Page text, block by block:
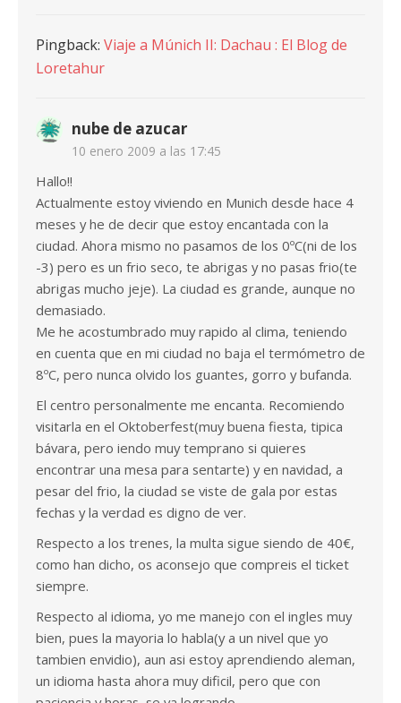
Pingback: Viaje a Múnich II: Dachau : El Blog de
Loretahur
nube de azucar
10 enero 2009 a las 17:45
Hallo!!
Actualmente estoy viviendo en Munich desde hace 4
meses y he de decir que estoy encantada con la
ciudad. Ahora mismo no pasamos de los 0ºC(ni de los
-3) pero es un frio seco, te abrigas y no pasas frio(te
abrigas mucho jeje). La ciudad es grande, aunque no
demasiado.
Me he acostumbrado muy rapido al clima, teniendo
en cuenta que en mi ciudad no baja el termómetro de
8ºC, pero nunca olvido los guantes, gorro y bufanda.
El centro personalmente me encanta. Recomiendo
visitarla en el Oktoberfest(muy buena fiesta, tipica
bávara, pero iendo muy temprano si quieres
encontrar una mesa para sentarte) y en navidad, a
pesar del frio, la ciudad se viste de gala por estas
fechas y la verdad es digno de ver.
Respecto a los trenes, la multa sigue siendo de 40€,
como han dicho, os aconsejo que compreis el ticket
siempre.
Respecto al idioma, yo me manejo con el ingles muy
bien, pues la mayoria lo habla(y a un nivel que yo
tambien envidio), aun asi estoy aprendiendo aleman,
un idioma hasta ahora muy dificil, pero que con